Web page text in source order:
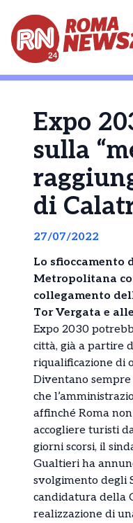
Expo
sulla
di
27/07/2022
Lo sfioccamento
Metropolitana
collegamento
Tor Vergata e
Expo 2030
città, già a partire
riqualificazione di
Diventano
che
affinché Roma
accogliere turisti
giorni scorsi, il
Gualtieri ha
svolgimento degli
candidatura della
realizzazione di